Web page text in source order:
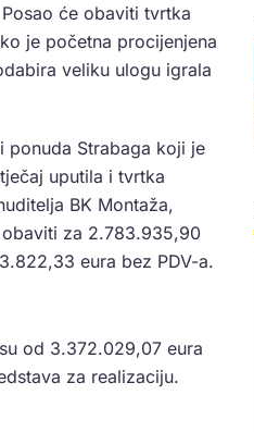
će obaviti tvrtka
je početna procijenjena
veliku ulogu igrala
ponuda Strabaga koji je
uputila i tvrtka
BK Montaža,
za 2.783.935,90
eura bez PDV-a.
od 3.372.029,07 eura
za realizaciju.